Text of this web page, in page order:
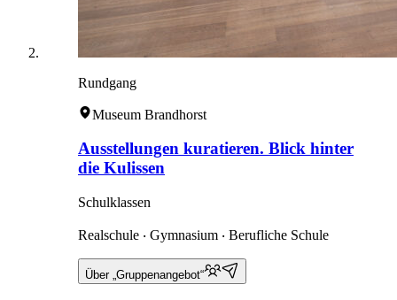
Rundgang
Museum Brandhorst
Ausstellungen kuratieren. Blick hinter
die Kulissen
Schulklassen
Realschule ‧ Gymnasium ‧ Berufliche Schule
Über „Gruppenangebot“